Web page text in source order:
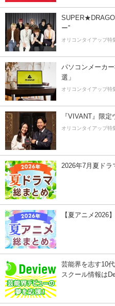
ー”
オリコンタイアップ特
パソコンメーカ
選」
オリコンタイアップ特
『VIVANT』限
オリコンタイアップ特
2026年7月夏ドラ
【夏アニメ2026
芸能界を志す10
スクール情報は